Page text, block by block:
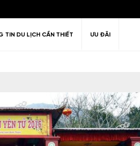
TIN DU LỊCH CẦN THIẾT ƯU ĐÃI
giãn Thiên nhiên Golf